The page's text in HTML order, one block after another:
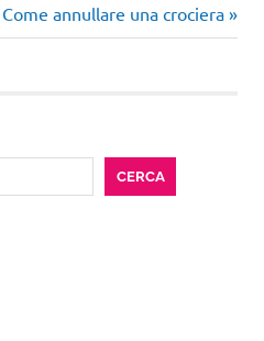
Articolo
successivo:
Come annullare una crociera
CERCA